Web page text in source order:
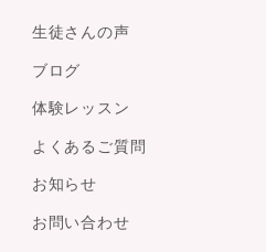
生徒さんの声
ブログ
体験レッスン
よくあるご質問
お知らせ
お問い合わせ